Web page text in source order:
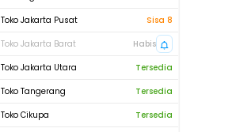
Toko Jakarta Pusat
Sisa 8
Toko Jakarta Barat
Habis
Toko Jakarta Utara
Tersedia
Toko Tangerang
Tersedia
Toko Cikupa
Tersedia